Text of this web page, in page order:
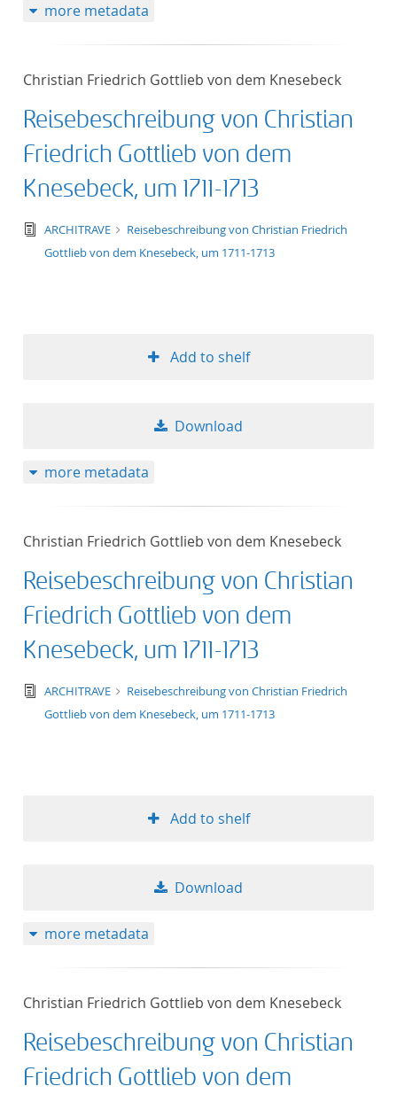
more metadata
Christian Friedrich Gottlieb von dem Knesebeck
Reisebeschreibung von Christian
Friedrich Gottlieb von dem
Knesebeck, um 1711-1713
text/tg.edition+tg.aggregation+xml
ARCHITRAVE
Reisebeschreibung von Christian Friedrich
Gottlieb von dem Knesebeck, um 1711-1713
Add to shelf
Download
more metadata
Christian Friedrich Gottlieb von dem Knesebeck
Reisebeschreibung von Christian
Friedrich Gottlieb von dem
Knesebeck, um 1711-1713
text/tg.edition+tg.aggregation+xml
ARCHITRAVE
Reisebeschreibung von Christian Friedrich
Gottlieb von dem Knesebeck, um 1711-1713
Add to shelf
Download
more metadata
Christian Friedrich Gottlieb von dem Knesebeck
Reisebeschreibung von Christian
Friedrich Gottlieb von dem